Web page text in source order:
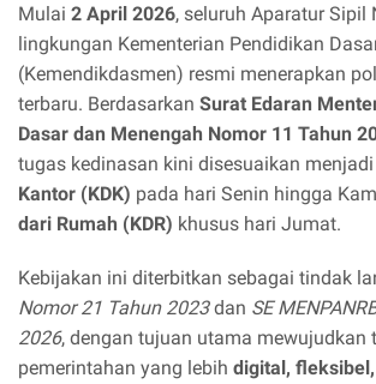
Mulai 2 April 2026, seluruh Aparatur Sipil
lingkungan Kementerian Pendidikan
(Kemendikdasmen) resmi menerapkan
terbaru. Berdasarkan Surat Edaran
Dasar dan Menengah Nomor 11 Tahun
tugas kedinasan kini disesuaikan menjadi
Kantor (KDK) pada hari Senin hingga
dari Rumah (KDR) khusus hari Jumat.
Kebijakan ini diterbitkan sebagai tindak
Nomor 21 Tahun 2023dan SE
2026, dengan tujuan utama mewujudkan
pemerintahan yang lebih digital,